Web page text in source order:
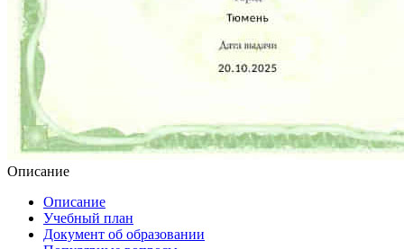
Описание
Описание
Учебный план
Документ об образовании